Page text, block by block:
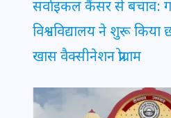
सर्वाइकल कैंसर से बचाव:
विश्वविद्यालय ने शुरू किया
खास वैक्सीनेशन प्रोग्राम